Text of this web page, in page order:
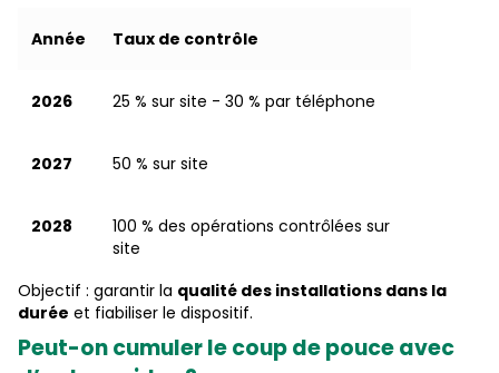
Année Taux de contrôle
2026 25 % sur site - 30 % par téléphone
2027 50 % sur site
2028
100 % des opérations contrôlées sur
site
Objectif : garantir la qualité des installations dans la
durée et fiabiliser le dispositif.
Peut-on cumuler le coup de pouce avec